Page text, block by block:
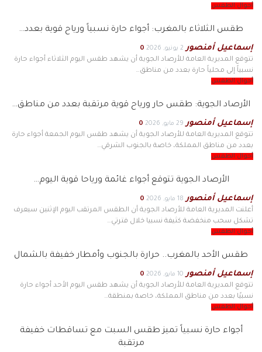
أحوال الطقس
طقس الثلاثاء بالمغرب: أجواء حارة نسبياً ورياح قوية بعدد…
إسماعيل أمنصور 2 يونيو, 2026 0
تتوقع المديرية العامة للأرصاد الجوية أن يشهد طقس اليوم الثلاثاء أجواء حارة
نسبياً إلى محلياً حارة بعدد من مناطق…
أحوال الطقس
الأرصاد الجوية: طقس حار ورياح قوية مرتقبة بعدد من مناطق…
إسماعيل أمنصور 29 مايو, 2026 0
تتوقع المديرية العامة للأرصاد الجوية أن يشهد طقس اليوم الجمعة أجواء حارة
بعدد من مناطق المملكة، خاصة بالجنوب الشرقي…
أحوال الطقس
الأرصاد الجوية تتوقع أجواء غائمة ورياحا قوية اليوم…
إسماعيل أمنصور 18 مايو, 2026 0
أعلنت المديرية العامة للأرصاد الجوية أن الطقس المرتقب اليوم الإثنين سيعرف
تشكل سحب منخفضة كثيفة نسبيا خلال فترتي…
أحوال الطقس
طقس الأحد بالمغرب.. حرارة بالجنوب وأمطار خفيفة بالشمال
إسماعيل أمنصور 10 مايو, 2026 0
تتوقع المديرية العامة للأرصاد الجوية أن يشهد طقس اليوم الأحد أجواء حارة
نسبيًا بعدد من مناطق المملكة، خاصة بمنطقة…
أحوال الطقس
أجواء حارة نسبياً تميز طقس السبت مع تساقطات خفيفة
مرتقبة